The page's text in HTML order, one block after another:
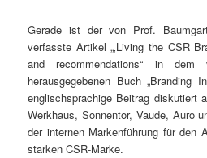
Gerade ist der von Prof.
verfasste Artikel „‚Living the CSR
and recommendations“ in
herausgegebenen Buch „Branding
englischsprachige Beitrag diskutiert
Werkhaus, Sonnentor, Vaude, Auro
der internen Markenführung für den
starken CSR-Marke.